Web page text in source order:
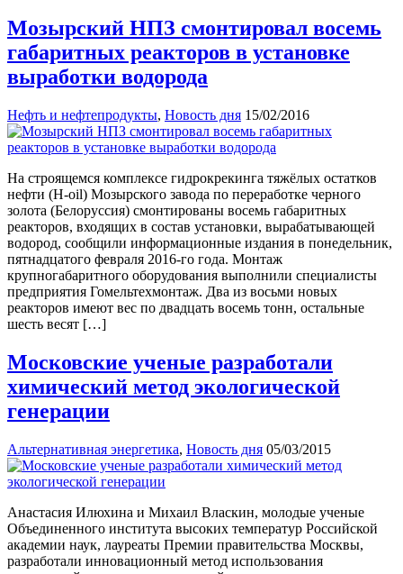
Мозырский НПЗ смонтировал восемь
габаритных реакторов в установке
выработки водорода
Нефть и нефтепродукты, Новость дня 15/02/2016
На строящемся комплексе гидрокрекинга тяжёлых остатков
нефти (H-oil) Мозырского завода по переработке черного
золота (Белоруссия) смонтированы восемь габаритных
реакторов, входящих в состав установки, вырабатывающей
водород, сообщили информационные издания в понедельник,
пятнадцатого февраля 2016-го года. Монтаж
крупногабаритного оборудования выполнили специалисты
предприятия Гомельтехмонтаж. Два из восьми новых
реакторов имеют вес по двадцать восемь тонн, остальные
шесть весят […]
Московские ученые разработали
химический метод экологической
генерации
Альтернативная энергетика, Новость дня 05/03/2015
Анастасия Илюхина и Михаил Власкин, молодые ученые
Объединенного института высоких температур Российской
академии наук, лауреаты Премии правительства Москвы,
разработали инновационный метод использования